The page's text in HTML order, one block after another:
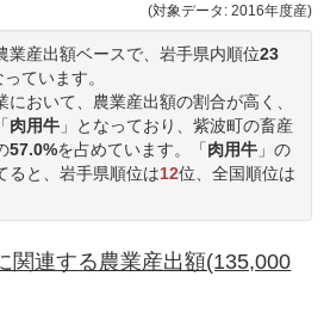
(対象データ: 2016年度産)
業産出額ベースで、岩手県内順位23
ています。
において、農業産出額の割合が高く、
肉用牛 」となっており、紫波町の畜産
57.0%を占めています。「肉用牛 」の
ると、岩手県順位は12位、全国順位は
関連する農業産出額(135,000